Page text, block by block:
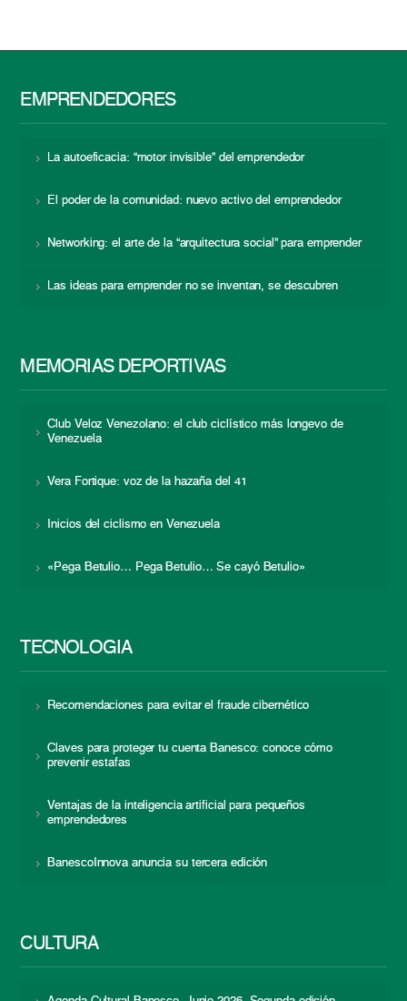
EMPRENDEDORES
La autoeficacia: “motor invisible” del emprendedor
El poder de la comunidad: nuevo activo del emprendedor
Networking: el arte de la “arquitectura social” para emprender
Las ideas para emprender no se inventan, se descubren
MEMORIAS DEPORTIVAS
Club Veloz Venezolano: el club ciclístico más longevo de
Venezuela
Vera Fortique: voz de la hazaña del 41
Inicios del ciclismo en Venezuela
«Pega Betulio… Pega Betulio… Se cayó Betulio»
TECNOLOGÍA
Recomendaciones para evitar el fraude cibernético
Claves para proteger tu cuenta Banesco: conoce cómo
prevenir estafas
Ventajas de la inteligencia artificial para pequeños
emprendedores
BanescoInnova anuncia su tercera edición
CULTURA